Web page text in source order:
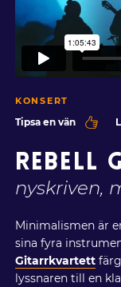
KONSERT
Tipsa en vän
REBELL
nyskriven,
Minimalismen är
sina fyra
Gitarrkvartett
lyssnaren till en